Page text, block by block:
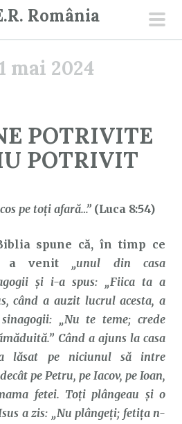
România
mai 2024
POTRIVITE
POTRIVIT
pe toţi afară…” (Luca 8:54)
spune că, în timp ce
a venit „unul din casa
şi i-a spus: „Fiica ta a
când a auzit lucrul acesta, a
„Nu te teme; crede
Când a ajuns la casa
lăsat pe niciunul să intre
pe Petru, pe Iacov, pe Ioan,
fetei. Toţi plângeau şi o
a zis: „Nu plângeţi; fetiţa n-